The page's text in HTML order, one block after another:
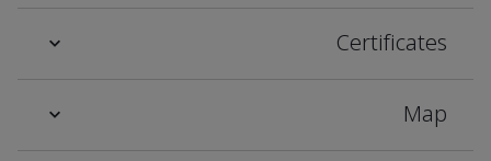
Certificates
Map